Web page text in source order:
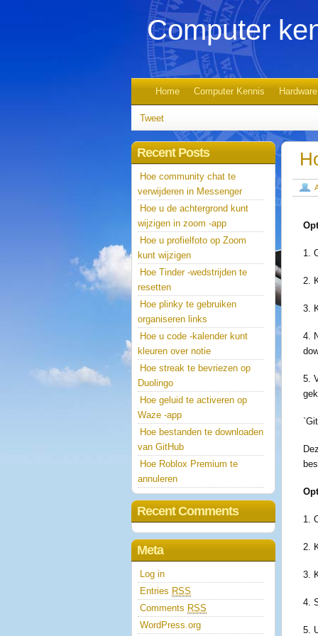
Computer
Home Computer Kennis Hardware
Tweet
1.
2.
3.
4.
5.
1.
2.
3.
4.
5.
Recent Posts
Hoe community chat te
verwijderen in Messenger
Hoe u de achtergrond kunt
wijzigen in zoom -app
Hoe u profielfoto op Zoom
kunt wijzigen
Hoe Tinder -wedstrijden te
resetten
Hoe plinky te gebruiken
organiseren links
Hoe u code -kalender kunt
kleuren over notie
Hoe streak te bevriezen op
Duolingo
Hoe geluid te activeren op
Waze -app
Hoe bestanden te downloaden
van GitHub
Hoe Roblox Premium te
annuleren
Recent Comments
Meta
Log in
Entries RSS
Comments RSS
WordPress.org